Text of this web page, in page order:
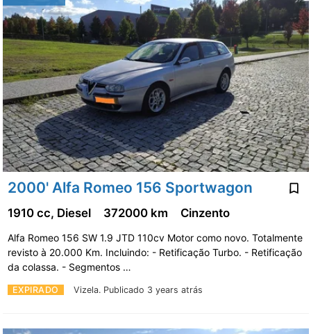
2000' Alfa Romeo 156 Sportwagon
EXPIRADO Vizela. Publicado 3 years atrás
1910 cc, Diesel 372000 km Cinzento
Alfa Romeo 156 SW 1.9 JTD 110cv Motor como novo. Totalmente
revisto à 20.000 Km. Incluindo: - Retificação Turbo. - Retificação
da colassa. - Segmentos …